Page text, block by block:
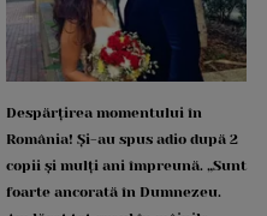
Despărțirea momentului în
România! Și-au spus adio după 2
copii și mulți ani împreună. „Sunt
foarte ancorată în Dumnezeu.